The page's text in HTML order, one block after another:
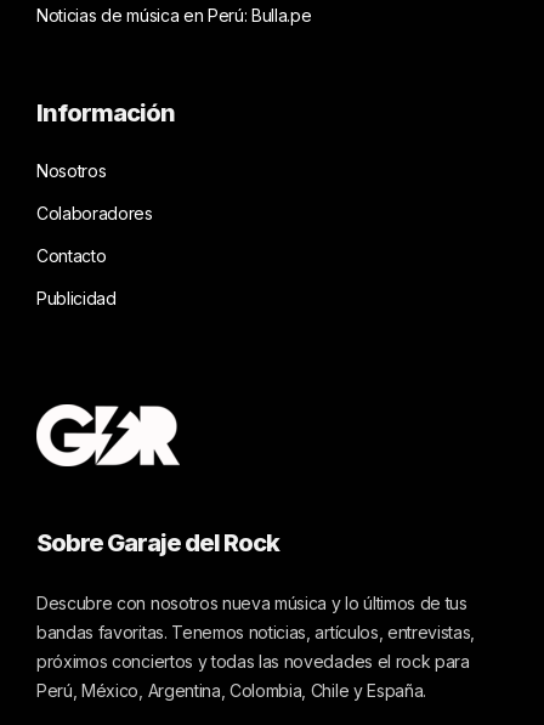
Noticias de música en Perú: Bulla.pe
Información
Nosotros
Colaboradores
Contacto
Publicidad
Sobre Garaje del Rock
Descubre con nosotros nueva música y lo últimos de tus
bandas favoritas. Tenemos noticias, artículos, entrevistas,
próximos conciertos y todas las novedades el rock para
Perú, México, Argentina, Colombia, Chile y España.